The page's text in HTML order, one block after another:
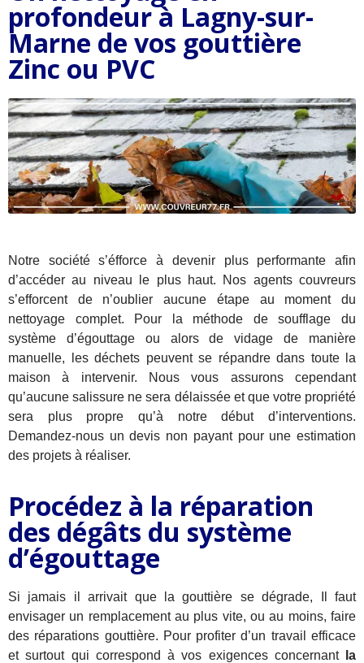
profondeur à Lagny-sur-
Marne de vos gouttière
Zinc ou PVC
Notre société s’éfforce à devenir plus performante afin
d’accéder au niveau le plus haut. Nos agents couvreurs
s’efforcent de n’oublier aucune étape au moment du
nettoyage complet. Pour la méthode de soufflage du
système d’égouttage ou alors de vidage de manière
manuelle, les déchets peuvent se répandre dans toute la
maison à intervenir. Nous vous assurons cependant
qu’aucune salissure ne sera délaissée et que votre propriété
sera plus propre qu’à notre début d’interventions.
Demandez-nous un devis non payant pour une estimation
des projets à réaliser.
Procédez à la réparation
des dégâts du système
d’égouttage
Si jamais il arrivait que la gouttière se dégrade, Il faut
envisager un remplacement au plus vite, ou au moins, faire
des réparations gouttière. Pour profiter d’un travail efficace
et surtout qui correspond à vos exigences concernantla